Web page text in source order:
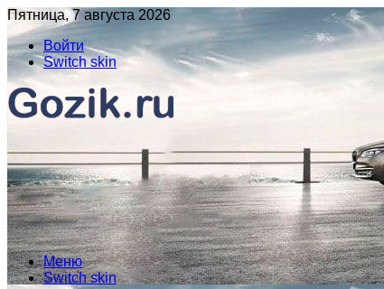
Пятница, 7 августа 2026
Войти
Switch skin
Меню
Switch skin